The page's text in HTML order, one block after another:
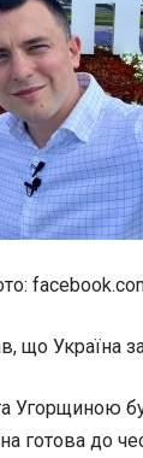
що Україна
готова до